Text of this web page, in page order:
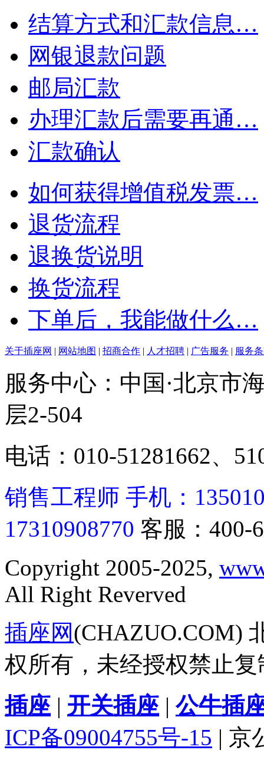
结算方式和汇款信息…
网银退款问题
邮局汇款
办理汇款后需要再通…
汇款确认
如何获得增值税发票…
退货流程
退换货说明
换货流程
下单后，我能做什么…
关于插座网 | 网站地图 | 招商合作 | 人才招聘 | 广告服务 | 服务
服务中心：中国·北京市
层2-504
电话：010-51281662、
销售工程师 手机：
17310908770 客服：400-
Copyright 2005-2025,
All Right Reverved
插座网(CHAZUO.COM)
权所有，未经授权禁止
插座 | 开关插座 | 公牛插
ICP备09004755号-15 | 京